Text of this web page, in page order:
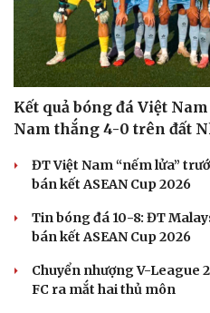
Kết quả bóng đá Việt
Nam thắng 4-0 trên đất
ĐT Việt Nam “nếm lửa”
bán kết ASEAN Cup 2026
Tin bóng đá 10-8: ĐT
bán kết ASEAN Cup 2026
Chuyển nhượng V-League
FC ra mắt hai thủ môn